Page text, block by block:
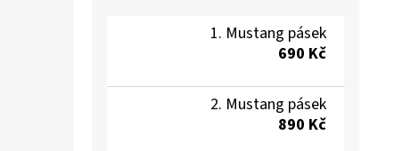
Mustang pásek
690 Kč
Mustang pásek
890 Kč